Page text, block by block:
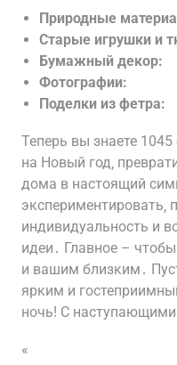
Природные
Старые игрушки и
Бумажный декор:
Фотографии:
Поделки из фетра:
Теперь вы знаете 1045
на Новый год‚
дома в настоящий
экспериментировать‚
индивидуальность и
идеи․ Главное –
и вашим близким․
ярким и
ночь! С
«